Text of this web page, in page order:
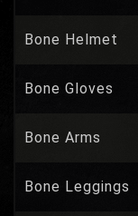
Bone Helmet
Bone Gloves
Bone Arms
Bone Leggings